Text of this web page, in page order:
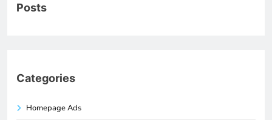
Posts
Categories
Homepage Ads